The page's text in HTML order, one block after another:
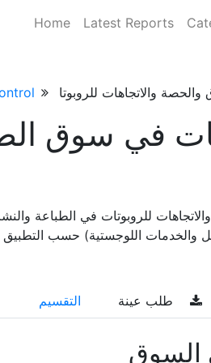
Home Latest Reports
في سوق
للروبوتات في الطباعة
والخدمات اللوجستية) حسب
التقسيم
السوق